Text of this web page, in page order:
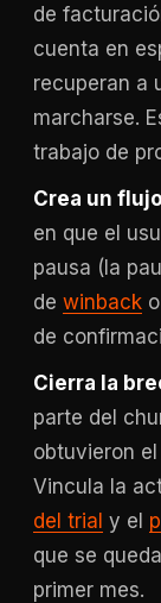
de
cuenta en
recuperan a
marcharse.
trabajo de
Crea un
en que el
pausa (la
de winback
de
Cierra la
parte del
obtuvieron
Vincula la
del trial y el
que se
primer mes.